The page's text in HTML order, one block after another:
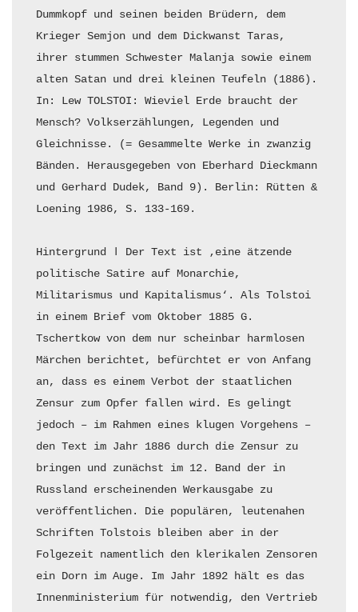
Dummkopf und seinen beiden Brüdern, dem
Krieger Semjon und dem Dickwanst Taras,
ihrer stummen Schwester Malanja sowie einem
alten Satan und drei kleinen Teufeln (1886).
In: Lew TOLSTOI: Wieviel Erde braucht der
Mensch? Volkserzählungen, Legenden und
Gleichnisse. (= Gesammelte Werke in zwanzig
Bänden. Herausgegeben von Eberhard Dieckmann
und Gerhard Dudek, Band 9). Berlin: Rütten &
Loening 1986, S. 133-169.
Hintergrund ǀ Der Text ist ‚eine ätzende
politische Satire auf Monarchie,
Militarismus und Kapitalismus‘. Als Tolstoi
in einem Brief vom Oktober 1885 G.
Tschertkow von dem nur scheinbar harmlosen
Märchen berichtet, befürchtet er von Anfang
an, dass es einem Verbot der staatlichen
Zensur zum Opfer fallen wird. Es gelingt
jedoch – im Rahmen eines klugen Vorgehens –
den Text im Jahr 1886 durch die Zensur zu
bringen und zunächst im 12. Band der in
Russland erscheinenden Werkausgabe zu
veröffentlichen. Die populären, leutenahen
Schriften Tolstois bleiben aber in der
Folgezeit namentlich den klerikalen Zensoren
ein Dorn im Auge. Im Jahr 1892 hält es das
Innenministerium für notwendig, den Vertrieb